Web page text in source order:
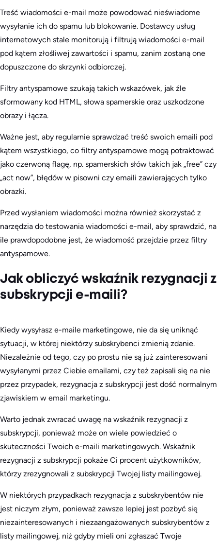
Treść wiadomości e-mail może powodować nieświadome
wysyłanie ich do spamu lub blokowanie. Dostawcy usług
internetowych stale monitorują i filtrują wiadomości e-mail
pod kątem złośliwej zawartości i spamu, zanim zostaną one
dopuszczone do skrzynki odbiorczej.
Filtry antyspamowe szukają takich wskazówek, jak źle
sformowany kod HTML, słowa spamerskie oraz uszkodzone
obrazy i łącza.
Ważne jest, aby regularnie sprawdzać treść swoich emaili pod
kątem wszystkiego, co filtry antyspamowe mogą potraktować
jako czerwoną flagę, np. spamerskich słów takich jak „free” czy
„act now”, błędów w pisowni czy emaili zawierających tylko
obrazki.
Przed wysłaniem wiadomości można również skorzystać z
narzędzia do testowania wiadomości e-mail, aby sprawdzić, na
ile prawdopodobne jest, że wiadomość przejdzie przez filtry
antyspamowe.
Jak obliczyć wskaźnik rezygnacji z
subskrypcji e-maili?
Kiedy wysyłasz e-maile marketingowe, nie da się uniknąć
sytuacji, w której niektórzy subskrybenci zmienią zdanie.
Niezależnie od tego, czy po prostu nie są już zainteresowani
wysyłanymi przez Ciebie emailami, czy też zapisali się na nie
przez przypadek, rezygnacja z subskrypcji jest dość normalnym
zjawiskiem w email marketingu.
Warto jednak zwracać uwagę na wskaźnik rezygnacji z
subskrypcji, ponieważ może on wiele powiedzieć o
skuteczności Twoich e-maili marketingowych. Wskaźnik
rezygnacji z subskrypcji pokaże Ci procent użytkowników,
którzy zrezygnowali z subskrypcji Twojej listy mailingowej.
W niektórych przypadkach rezygnacja z subskrybentów nie
jest niczym złym, ponieważ zawsze lepiej jest pozbyć się
niezainteresowanych i niezaangażowanych subskrybentów z
listy mailingowej, niż gdyby mieli oni zgłaszać Twoje